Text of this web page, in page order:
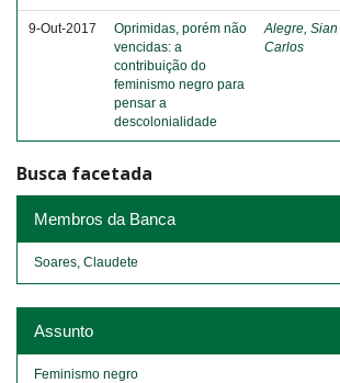
9-Out-2017
Oprimidas, porém não
vencidas: a
contribuição do
feminismo negro para
pensar a
descolonialidade
Alegre, Sian
Carlos
Busca facetada
Membros da Banca
Soares, Claudete
Assunto
Feminismo negro